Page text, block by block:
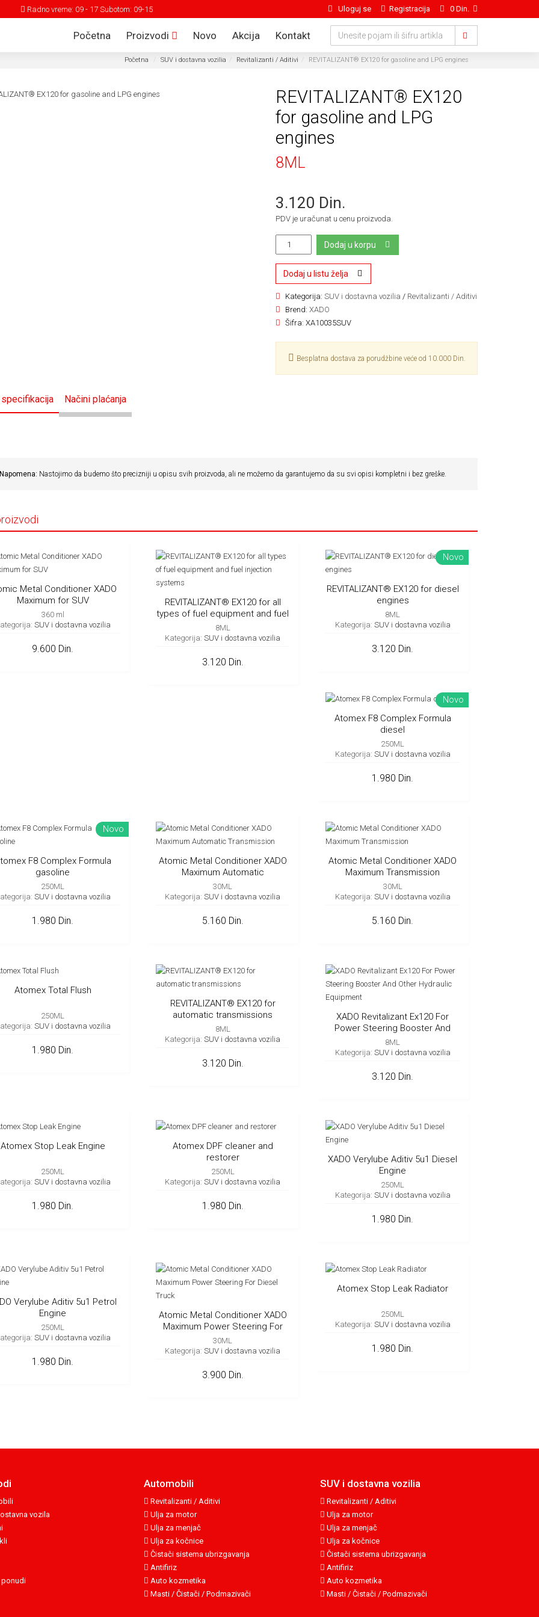
Radno vreme: 09 - 17 Subotom: 09-15 Uloguj se Registracija 0 Din.
Početna Proizvodi Novo Akcija Kontakt
Početna SUV i dostavna vozilia Revitalizanti / Aditivi REVITALIZANT® EX120 for gasoline and LPG engines
REVITALIZANT® EX120
for gasoline and LPG
engines
8ML
3.120 Din.
PDV je uračunat u cenu proizvoda.
Dodaj u korpu
Dodaj u listu želja
Kategorija:SUV i dostavna vozilia / Revitalizanti / Aditivi
Brend:XADO
Šifra:XA10035SUV
Besplatna dostava za porudžbine veće od 10.000 Din.
Načini plaćanja
Nastojimo da budemo što precizniji u opisu svih proizvoda, ali ne možemo da garantujemo da su svi opisi kompletni i bez greške.
Metal Conditioner XADO
Maximum for SUV
360 ml
SUV i dostavna vozilia
9.600 Din.
REVITALIZANT® EX120 for all
types of fuel equipment and fuel
injection systems
8ML
Kategorija:SUV i dostavna vozilia
3.120 Din.
Novo
REVITALIZANT® EX120 for diesel
engines
8ML
Kategorija: SUV i dostavna vozilia
3.120 Din.
Novo
Atomex F8 Complex Formula
diesel
250ML
Kategorija: SUV i dostavna vozilia
1.980 Din.
Novo
F8 Complex Formula
gasoline
250ML
SUV i dostavna vozilia
1.980 Din.
Atomic Metal Conditioner XADO
Maximum Automatic
Transmission
30ML
Kategorija:SUV i dostavna vozilia
5.160 Din.
Atomic Metal Conditioner XADO
Maximum Transmission
30ML
Kategorija: SUV i dostavna vozilia
5.160 Din.
Atomex Total Flush
250ML
SUV i dostavna vozilia
1.980 Din.
REVITALIZANT® EX120 for
automatic transmissions
8ML
Kategorija:SUV i dostavna vozilia
3.120 Din.
XADO Revitalizant Ex120 For
Power Steering Booster And
Other Hydraulic Equipment
8ML
Kategorija: SUV i dostavna vozilia
3.120 Din.
Atomex Stop Leak Engine
250ML
SUV i dostavna vozilia
1.980 Din.
Atomex DPF cleaner and
restorer
250ML
Kategorija:SUV i dostavna vozilia
1.980 Din.
XADO Verylube Aditiv 5u1 Diesel
Engine
250ML
Kategorija: SUV i dostavna vozilia
1.980 Din.
Verylube Aditiv 5u1 Petrol
Engine
250ML
SUV i dostavna vozilia
1.980 Din.
Atomic Metal Conditioner XADO
Maximum Power Steering For
Diesel Truck
30ML
Kategorija:SUV i dostavna vozilia
3.900 Din.
Atomex Stop Leak Radiator
250ML
Kategorija: SUV i dostavna vozilia
1.980 Din.
vozila
Automobili
Revitalizanti / Aditivi
Ulja za motor
Ulja za menjač
Ulja za kočnice
Čistači sistema ubrizgavanja
Antifiriz
Auto kozmetika
Masti / Čistači / Podmazivači
SUV i dostavna vozilia
Revitalizanti / Aditivi
Ulja za motor
Ulja za menjač
Ulja za kočnice
Čistači sistema ubrizgavanja
Antifiriz
Auto kozmetika
Masti / Čistači / Podmazivači